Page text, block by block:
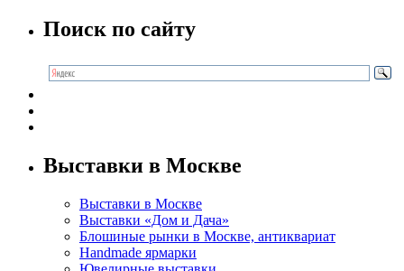
Поиск по сайту
Выставки в Москве
Выставки в Москве
Выставки «Дом и Дача»
Блошиные рынки в Москве, антиквариат
Handmade ярмарки